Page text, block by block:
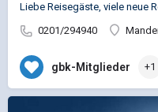
0201/294940
gbk-Mitglieder +1